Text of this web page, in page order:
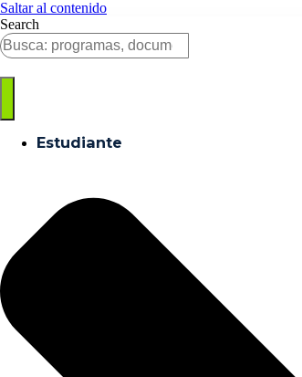
Saltar al contenido
Search
Estudiante